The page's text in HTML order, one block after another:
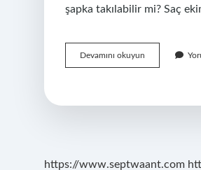
şapka takılabilir mi? Saç
Devamını okuyun
Ekimi
Kaç
https://www.septwaant.com